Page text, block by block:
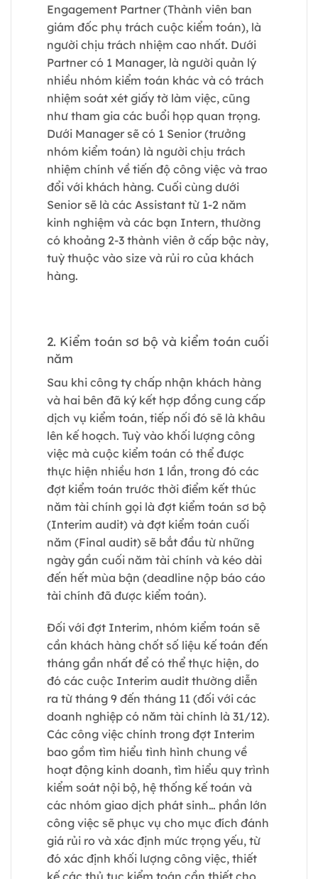
Engagement Partner (Thành viên ban
giám đốc phụ trách cuộc kiểm toán), là
người chịu trách nhiệm cao nhất. Dưới
Partner có 1 Manager, là người quản lý
nhiều nhóm kiểm toán khác và có trách
nhiệm soát xét giấy tờ làm việc, cũng
như tham gia các buổi họp quan trọng.
Dưới Manager sẽ có 1 Senior (trưởng
nhóm kiểm toán) là người chịu trách
nhiệm chính về tiến độ công việc và trao
đổi với khách hàng. Cuối cùng dưới
Senior sẽ là các Assistant từ 1-2 năm
kinh nghiệm và các bạn Intern, thường
có khoảng 2-3 thành viên ở cấp bậc này,
tuỳ thuộc vào size và rủi ro của khách
hàng.
2. Kiểm toán sơ bộ và kiểm toán cuối
năm
Sau khi công ty chấp nhận khách hàng
và hai bên đã ký kết hợp đồng cung cấp
dịch vụ kiểm toán, tiếp nối đó sẽ là khâu
lên kế hoạch. Tuỳ vào khối lượng công
việc mà cuộc kiểm toán có thể được
thực hiện nhiều hơn 1 lần, trong đó các
đợt kiểm toán trước thời điểm kết thúc
năm tài chính gọi là đợt kiểm toán sơ bộ
(Interim audit) và đợt kiểm toán cuối
năm (Final audit) sẽ bắt đầu từ những
ngày gần cuối năm tài chính và kéo dài
đến hết mùa bận (deadline nộp báo cáo
tài chính đã được kiểm toán).
Đối với đợt Interim, nhóm kiểm toán sẽ
cần khách hàng chốt số liệu kế toán đến
tháng gần nhất để có thể thực hiện, do
đó các cuộc Interim audit thường diễn
ra từ tháng 9 đến tháng 11 (đối với các
doanh nghiệp có năm tài chính là 31/12).
Các công việc chính trong đợt Interim
bao gồm tìm hiểu tình hình chung về
hoạt động kinh doanh, tìm hiểu quy trình
kiểm soát nội bộ, hệ thống kế toán và
các nhóm giao dịch phát sinh… phần lớn
công việc sẽ phục vụ cho mục đích đánh
giá rủi ro và xác định mức trọng yếu, từ
đó xác định khối lượng công việc, thiết